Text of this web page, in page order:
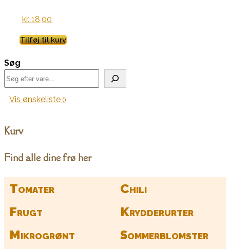
kr. 18,00
Tilføj til kurv
Søg
Vis ønskeliste
Kurv
Find alle dine frø her
Tomater
Chili
Frugt
Krydderurter
Mikrogrønt
Sommerblomster